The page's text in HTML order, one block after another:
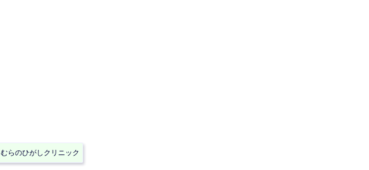
むらのひがしクリニック